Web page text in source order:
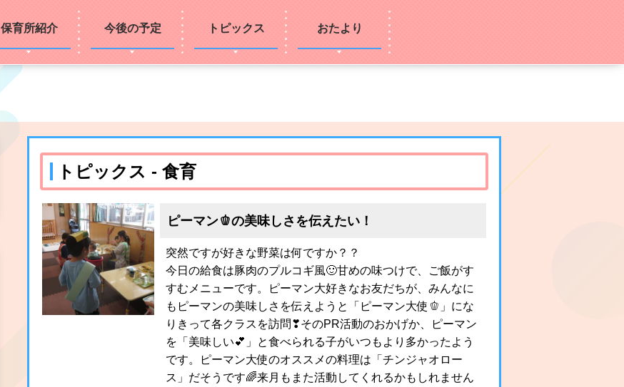
保育所紹介 今後の予定 トピックス おたより
トピックス - 食育
ピーマン🫑の美味しさを伝えたい！
突然ですが好きな野菜は何ですか？？
今日の給食は豚肉のプルコギ風🙂甘めの味つけで、ご飯がす
すむメニューです。ピーマン大好きなお友だちが、みんなに
もピーマンの美味しさを伝えようと「ピーマン大使🫑」にな
りきって各クラスを訪問❣そのPR活動のおかげか、ピーマン
を「美味しい💕」と食べられる子がいつもより多かったよう
です。ピーマン大使のオススメの料理は「チンジャオロー
ス」だそうです🌈来月もまた活動してくれるかもしれません
次の月へ